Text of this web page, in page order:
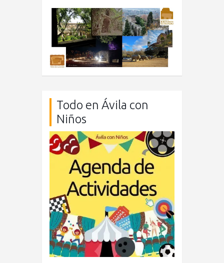
Todo en Ávila con
Niños